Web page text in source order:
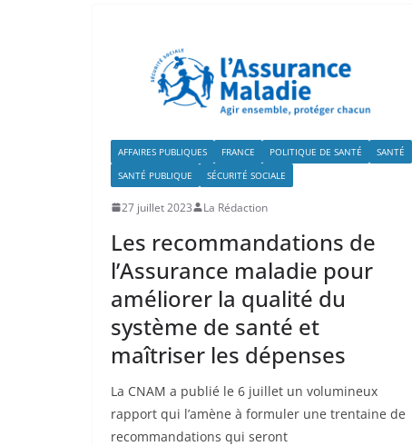
AFFAIRES PUBLIQUES FRANCE POLITIQUE DE SANTÉ
SANTÉ
SANTÉ PUBLIQUE
SÉCURITÉ SOCIALE
27 juillet 2023 La Rédaction
Les recommandations de
l’Assurance maladie pour
améliorer la qualité du
système de santé et
maîtriser les dépenses
La CNAM a publié le 6 juillet un volumineux
rapport qui l’amène à formuler une trentaine de
recommandations qui seront